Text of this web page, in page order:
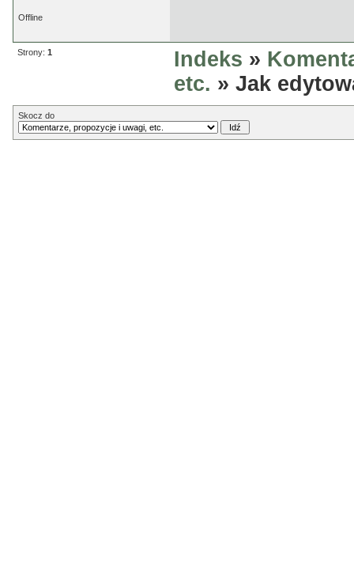
Offline
Strony: 1 Indeks »
etc. » Jak
Skocz do